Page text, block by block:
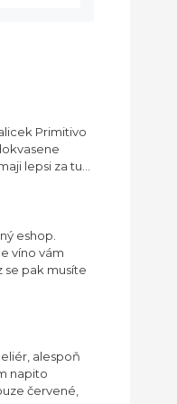
Primitivo
lepsi za tu…
eshop.
víno vám
se pak musíte
alespoň
napito
červené,